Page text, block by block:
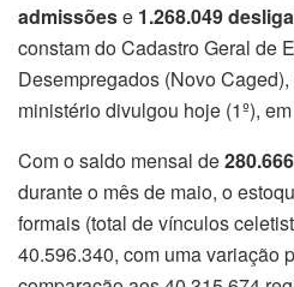
admissõese 1.268.049
constam do Cadastro Geral de
Desempregados (Novo
ministério divulgou hoje (1º),
Com o saldo mensal de
durante o mês de maio, o
formais (total de vínculos
40.596.340, com uma variação